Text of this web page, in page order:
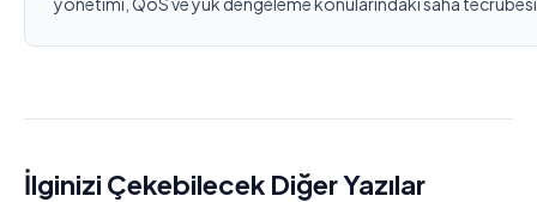
İlginizi Çekebilecek Diğer Yazılar